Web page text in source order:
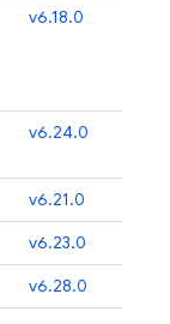
v6.18.0
v6.24.0
v6.21.0
v6.23.0
v6.28.0